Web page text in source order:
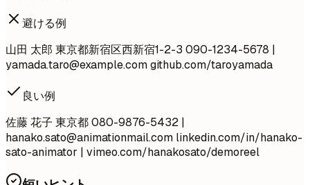
避ける例
山田 太郎 東京都新宿区西新宿1-2-3 090-1234-5678 |
yamada.taro@example.comgithub.com/taroyamada
良い例
佐藤 花子 東京都 080-9876-5432 |
hanako.sato@animationmail.com linkedin.com/in/hanako-
sato-animator | vimeo.com/hanakosato/demoreel